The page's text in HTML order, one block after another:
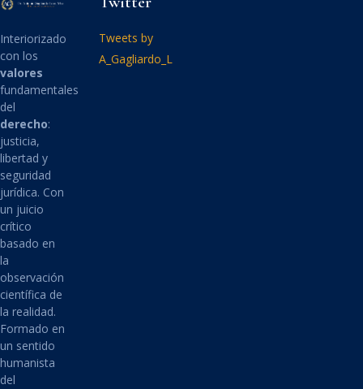
Interiorizado
con los
valores
fundamentales
del
derecho:
justicia,
libertad y
seguridad
jurídica. Con
un juicio
crítico
basado en
la
observación
científica de
la realidad.
Formado en
un sentido
humanista
del
Tweets by
A_Gagliardo_L